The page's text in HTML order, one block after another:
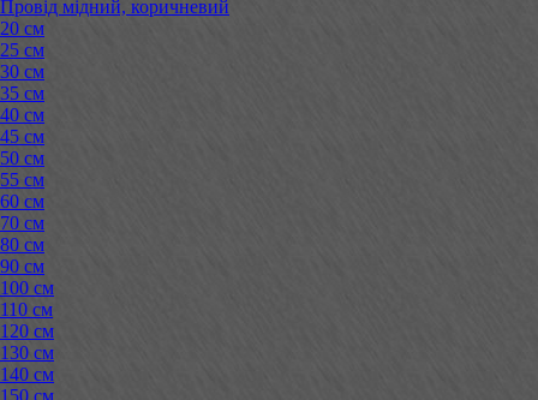
Провід мідний, коричневий
20 см
25 см
30 см
35 см
40 см
45 см
50 см
55 см
60 см
70 см
80 см
90 см
100 см
110 см
120 см
130 см
140 см
150 см